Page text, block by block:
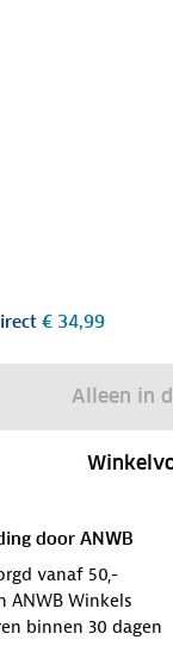
€ 34,99
Alleen in
door ANWB
vanaf 50,-
ANWB Winkels
binnen 30 dagen